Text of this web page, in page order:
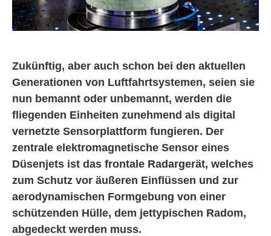
Zukünftig, aber auch schon bei den aktuellen
Generationen von Luftfahrtsystemen, seien sie
nun bemannt oder unbemannt, werden die
fliegenden Einheiten zunehmend als digital
vernetzte Sensorplattform fungieren. Der
zentrale elektromagnetische Sensor eines
Düsenjets ist das frontale Radargerät, welches
zum Schutz vor äußeren Einflüssen und zur
aerodynamischen Formgebung von einer
schützenden Hülle, dem jettypischen Radom,
abgedeckt werden muss.